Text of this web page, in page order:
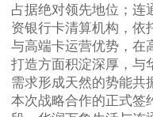
占据绝对领先地位；连
资银行卡清算机构，依
与高端卡运营优势，在
打造方面积淀深厚，与
需求形成天然的势能共
本次战略合作的正式签